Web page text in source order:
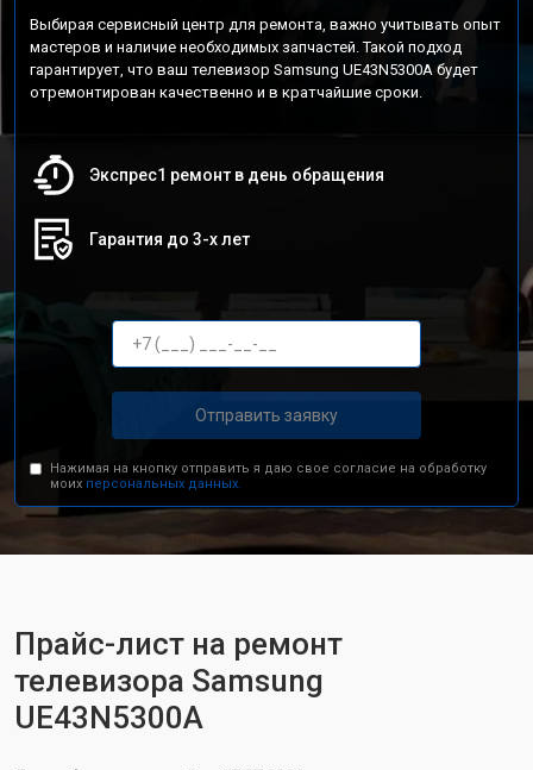
Выбирая сервисный центр для ремонта, важно учитывать опыт
мастеров и наличие необходимых запчастей. Такой подход
гарантирует, что ваш телевизор Samsung UE43N5300A будет
отремонтирован качественно и в кратчайшие сроки.
Экспрес1 ремонт в день обращения
Гарантия до 3-х лет
Отправить заявку
Нажимая на кнопку отправить я даю свое согласие на обработку
моих персональных данных.
Прайс-лист на ремонт
телевизора Samsung
UE43N5300A